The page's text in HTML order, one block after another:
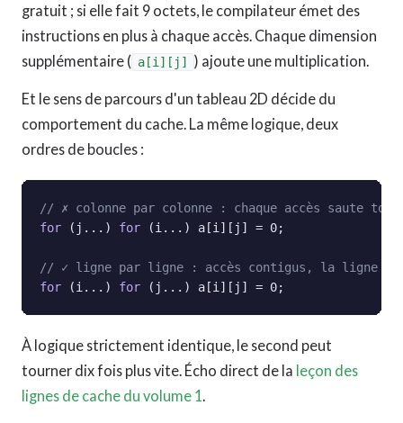
gratuit ; si elle fait 9 octets, le compilateur émet des
instructions en plus à chaque accès. Chaque dimension
supplémentaire ( a[i][j] ) ajoute une multiplication.
Et le sens de parcours d'un tableau 2D décide du
comportement du cache. La même logique, deux
ordres de boucles :
// ✗ colonne par colonne : chaque accès saute
for (j...) for (i...) a[i][j] = 0;
// ✓ ligne par ligne : accès contigus, la ligne de
for (i...) for (j...) a[i][j] = 0;
À logique strictement identique, le second peut
tourner dix fois plus vite. Écho direct de la leçon des
lignes de cache du volume 1